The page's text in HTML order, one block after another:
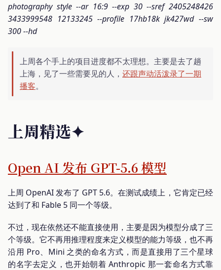
photography style --ar 16:9 --exp 30 --sref 2405248426
3433999548 12133245 --profile 17hb18k jk427wd --sw
300 --hd
上周各个手上的项目进度都不太理想。主要是去了趟
上海，见了一些需要见的人， 还跟声动活泼录了一期
播客。
上周精选✦
Open AI 发布 GPT-5.6 模型
上周 OpenAI 发布了 GPT 5.6。在测试成绩上，它肯定已经
达到了和 Fable 5 同一个等级。
不过，现在依然还不能直接使用，主要是因为模型分成了三
个等级。它不再用推理程度来定义模型的能力等级，也不再
沿用 Pro、Mini 之类的命名方式，而是直接用了三个星球
的名字去定义，也开始朝着 Anthropic 那一套命名方式靠